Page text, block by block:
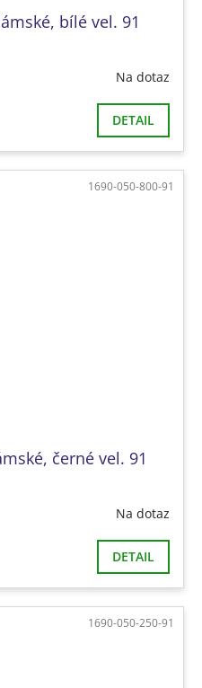
bílé vel. 91
Na dotaz
DETAIL
černé vel. 91
Na dotaz
DETAIL
1690-050-800-91
1690-050-250-91